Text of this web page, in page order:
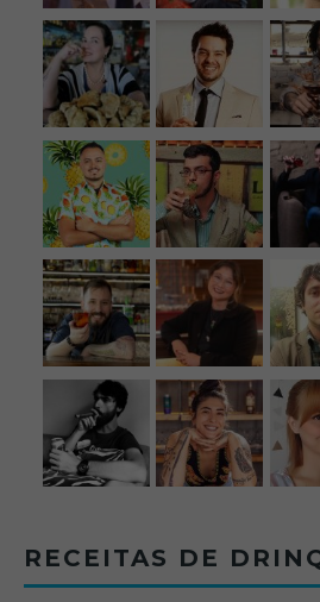
RECEITAS DE